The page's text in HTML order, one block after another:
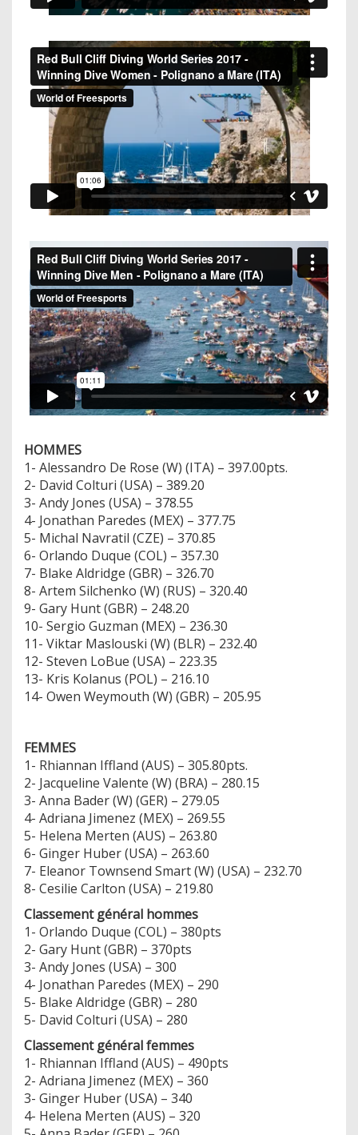
HOMMES
1- Alessandro De Rose (W) (ITA) – 397.00pts.
2- David Colturi (USA) – 389.20
3- Andy Jones (USA) – 378.55
4- Jonathan Paredes (MEX) – 377.75
5- Michal Navratil (CZE) – 370.85
6- Orlando Duque (COL) – 357.30
7- Blake Aldridge (GBR) – 326.70
8- Artem Silchenko (W) (RUS) – 320.40
9- Gary Hunt (GBR) – 248.20
10- Sergio Guzman (MEX) – 236.30
11- Viktar Maslouski (W) (BLR) – 232.40
12- Steven LoBue (USA) – 223.35
13- Kris Kolanus (POL) – 216.10
14- Owen Weymouth (W) (GBR) – 205.95
FEMMES
1- Rhiannan Iffland (AUS) – 305.80pts.
2- Jacqueline Valente (W) (BRA) – 280.15
3- Anna Bader (W) (GER) – 279.05
4- Adriana Jimenez (MEX) – 269.55
5- Helena Merten (AUS) – 263.80
6- Ginger Huber (USA) – 263.60
7- Eleanor Townsend Smart (W) (USA) – 232.70
8- Cesilie Carlton (USA) – 219.80
Classement général hommes
1- Orlando Duque (COL) – 380pts
2- Gary Hunt (GBR) – 370pts
3- Andy Jones (USA) – 300
4- Jonathan Paredes (MEX) – 290
5- Blake Aldridge (GBR) – 280
5- David Colturi (USA) – 280
Classement général femmes
1- Rhiannan Iffland (AUS) – 490pts
2- Adriana Jimenez (MEX) – 360
3- Ginger Huber (USA) – 340
4- Helena Merten (AUS) – 320